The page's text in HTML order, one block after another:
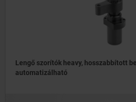
Lengő szorítók heavy, hosszabbított
automatizálható